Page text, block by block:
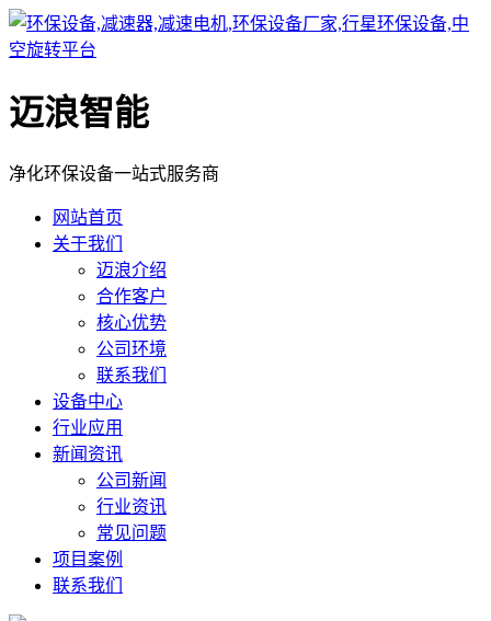
迈浪智能
净化环保设备一站式服务商
网站首页
关于我们
迈浪介绍
合作客户
核心优势
公司环境
联系我们
设备中心
行业应用
新闻资讯
公司新闻
行业资讯
常见问题
项目案例
联系我们